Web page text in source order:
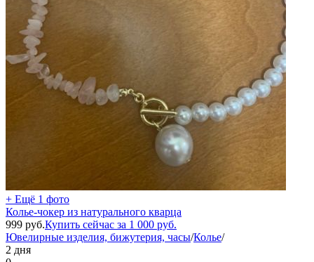
+ Ещё 1 фото
Колье-чокер из натурального кварца
999 руб.Купить сейчас за 1 000 руб.
Ювелирные изделия, бижутерия, часы/Колье/
2 дня